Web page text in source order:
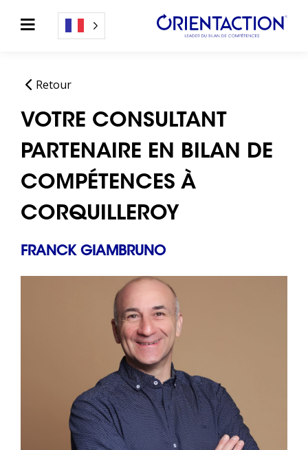
Retour
VOTRE CONSULTANT
PARTENAIRE EN BILAN DE
COMPÉTENCES À
CORQUILLEROY
FRANCK GIAMBRUNO